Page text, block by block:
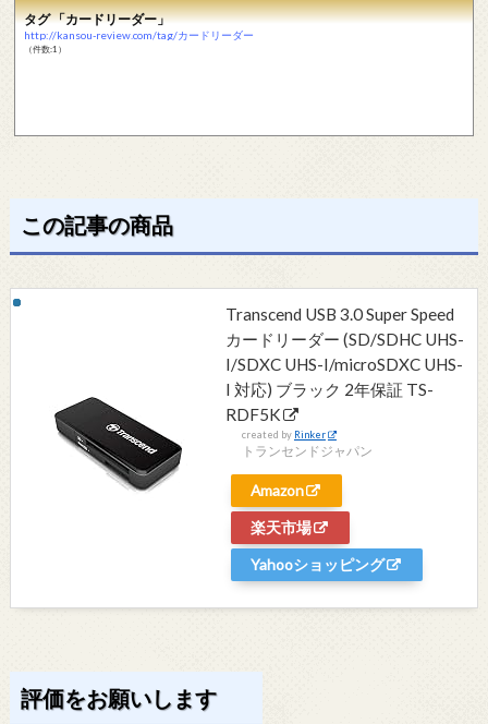
タグ 「カードリーダー」
http://kansou-review.com/tag/カードリーダー
（件数:1）
この記事の商品
Transcend USB 3.0 Super Speed
カードリーダー (SD/SDHC UHS-
I/SDXC UHS-I/microSDXC UHS-
I 対応) ブラック 2年保証 TS-
RDF5K
created by Rinker
トランセンドジャパン
Amazon
楽天市場
Yahooショッピング
評価をお願いします